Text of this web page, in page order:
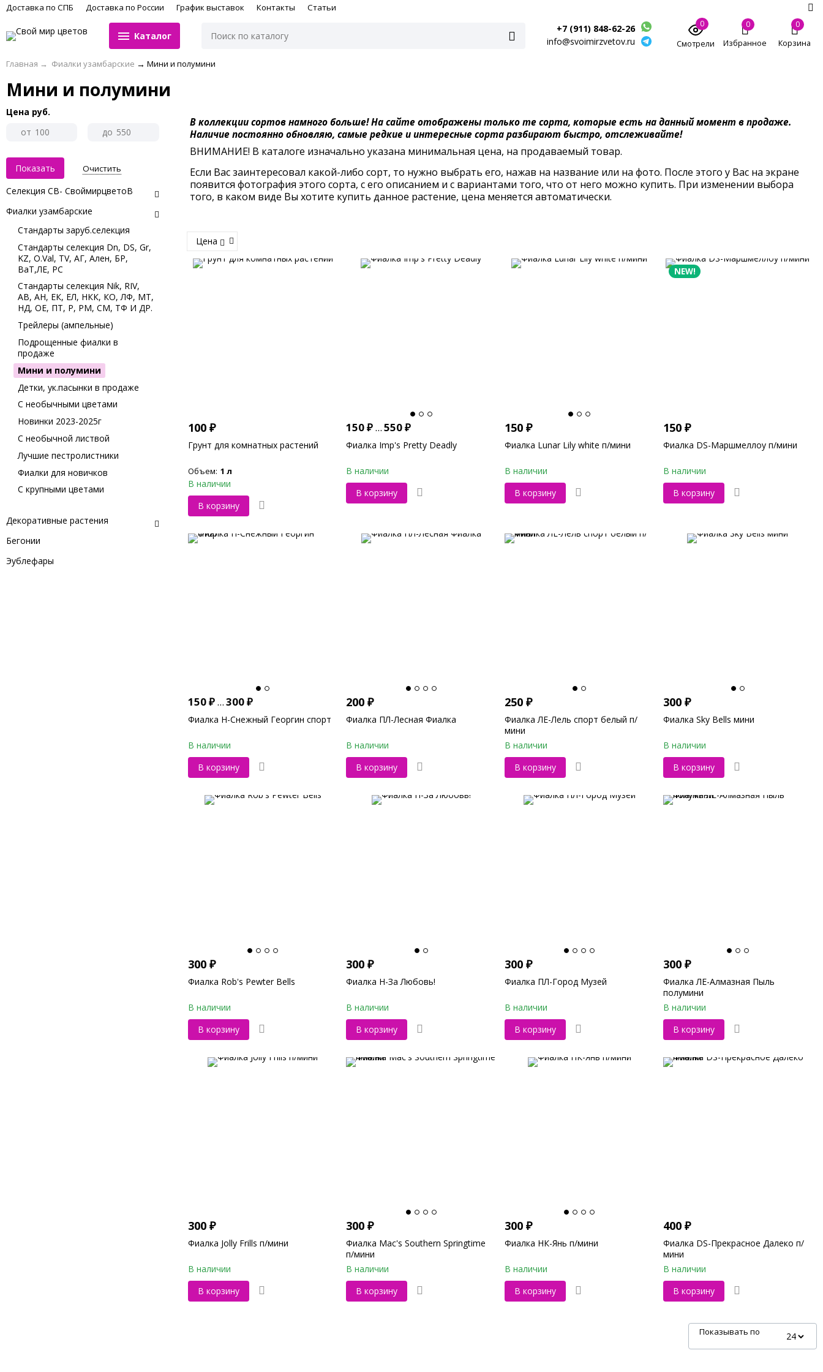
Доставка по СПБ Доставка по России График выставок Контакты Статьи
Каталог
+7 (911) 848-62-26
info@svoimirzvetov.ru
0
Смотрели
0
Избранное
0
Корзина
Главная → Фиалки узамбарские → Мини и полумини
Мини и полумини
Цена руб.
от
до
Очистить
Селекция СВ- СвоймирцветоВ
Фиалки узамбарские
Стандарты заруб.селекция
Стандарты селекция Dn, DS, Gr,
KZ, O.Val, TV, АГ, Ален, БР,
ВаТ,ЛЕ, РС
Стандарты селекция Nik, RIV,
АВ, АН, ЕК, ЕЛ, НКК, КО, ЛФ, МТ,
НД, ОЕ, ПТ, Р, РМ, СМ, ТФ И ДР.
Трейлеры (ампельные)
Подрощенные фиалки в
продаже
Мини и полумини
Детки, ук.пасынки в продаже
С необычными цветами
Новинки 2023-2025г
С необычной листвой
Лучшие пестролистники
Фиалки для новичков
С крупными цветами
Декоративные растения
Бегонии
Эублефары
В коллекции сортов намного больше! На сайте отображены только те сорта, которые есть на данный момент в продаже.
Наличие постоянно обновляю, самые редкие и интересные сорта разбирают быстро, отслеживайте!
ВНИМАНИЕ! В каталоге изначально указана минимальная цена, на продаваемый товар.
Если Вас заинтересовал какой-либо сорт, то нужно выбрать его, нажав на название или на фото. После этого у Вас на экране
появится фотография этого сорта, с его описанием и с вариантами того, что от него можно купить. При изменении выбора
того, в каком виде Вы хотите купить данное растение, цена меняется автоматически.
Цена
100 ₽
Грунт для комнатных растений
Объем: 1 л
В наличии
В корзину
150₽...550₽
Фиалка Imp's Pretty Deadly
В наличии
В корзину
150 ₽
Фиалка Lunar Lily white п/мини
В наличии
В корзину
NEW!
150 ₽
Фиалка DS-Маршмеллоу п/мини
В наличии
В корзину
150₽...300₽
Фиалка Н-Снежный Георгин спорт
В наличии
В корзину
200₽
Фиалка ПЛ-Лесная Фиалка
В наличии
В корзину
250 ₽
Фиалка ЛЕ-Лель спорт белый п/
мини
В наличии
В корзину
300 ₽
Фиалка Sky Bells мини
В наличии
В корзину
300 ₽
Фиалка Rob's Pewter Bells
В наличии
В корзину
300₽
Фиалка Н-За Любовь!
В наличии
В корзину
300 ₽
Фиалка ПЛ-Город Музей
В наличии
В корзину
300 ₽
Фиалка ЛЕ-Алмазная Пыль
полумини
В наличии
В корзину
300 ₽
Фиалка Jolly Frills п/мини
В наличии
В корзину
300₽
Фиалка Mac's Southern Springtime
п/мини
В наличии
В корзину
300 ₽
Фиалка НК-Янь п/мини
В наличии
В корзину
400 ₽
Фиалка DS-Прекрасное Далеко п/
мини
В наличии
В корзину
Показывать по